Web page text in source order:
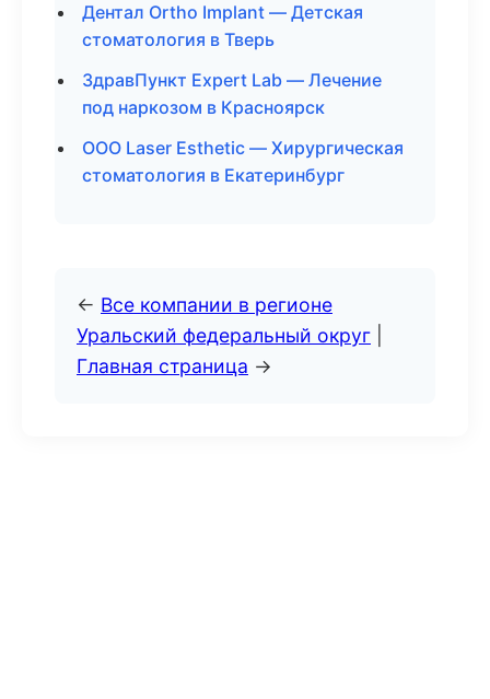
Дентал Ortho Implant — Детская
стоматология в Тверь
ЗдравПункт Expert Lab — Лечение
под наркозом в Красноярск
ООО Laser Esthetic — Хирургическая
стоматология в Екатеринбург
← Все компании в регионе
Уральский федеральный округ
Главная страница →